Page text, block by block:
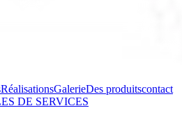
RéalisationsGalerieDes produitscontact
DE SERVICES